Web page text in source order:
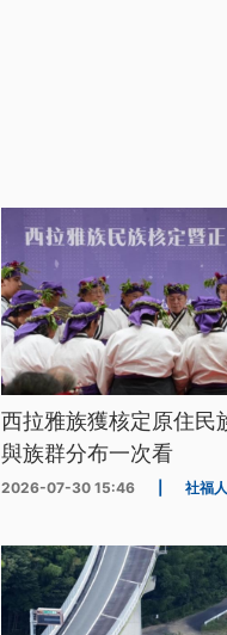
西拉雅族獲核定原住民
與族群分布一次看
2026-07-30 15:46 社福